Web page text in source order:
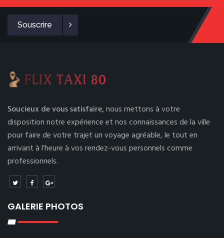
Souscrire
Soucieux de vous satisfaire,nous mettons à votre
disposition notre expérience et nos connaissances de la ville
pour faire de votre trajet un voyage agréable, le tout en
arrivant à l’heure à vos rendez-vous personnels comme
professionnels.
GALERIE PHOTOS